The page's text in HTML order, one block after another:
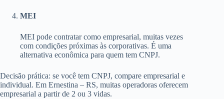
MEI
MEI pode contratar como empresarial, muitas vezes
com condições próximas às corporativas. É uma
alternativa econômica para quem tem CNPJ.
Decisão prática: se você tem CNPJ, compare empresarial e
individual. Em Ernestina – RS, muitas operadoras oferecem
empresarial a partir de 2 ou 3 vidas.